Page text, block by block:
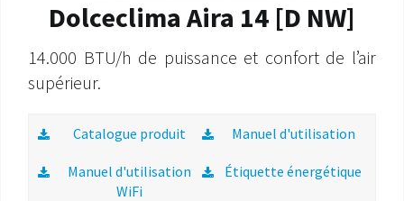
Dolceclima Aira 14 [D NW]
14.000 BTU/h de puissance et confort de l’air
supérieur.
Catalogue produit Manuel d'utilisation
Manuel d'utilisation
WiFi
Étiquette énergétique